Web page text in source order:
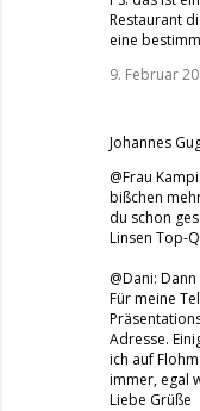
Restaurant
eine
9. Februar
Johannes
@Frau
bißchen
du schon
Linsen Top-
@Dani:
Für meine
Adresse.
ich auf
immer, egal
Liebe Grüße